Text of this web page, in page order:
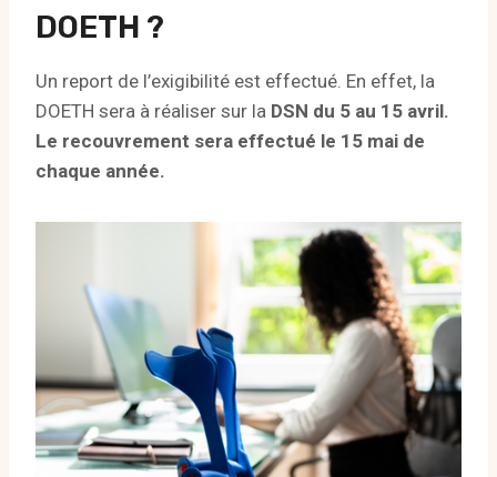
DOETH ?
Un report de l’exigibilité est effectué. En effet, la
DOETH sera à réaliser sur la DSN du 5 au 15 avril.
Le recouvrement sera effectué le 15 mai de
chaque année.